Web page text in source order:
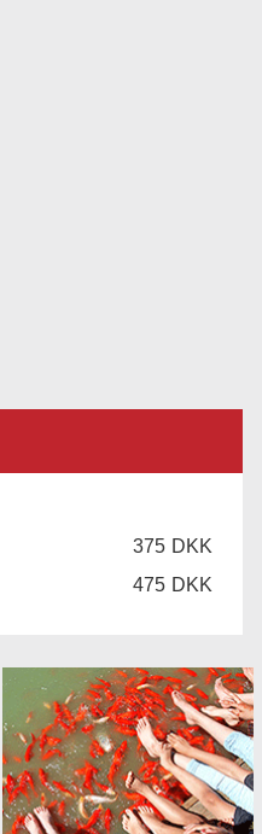
375 DKK
475 DKK